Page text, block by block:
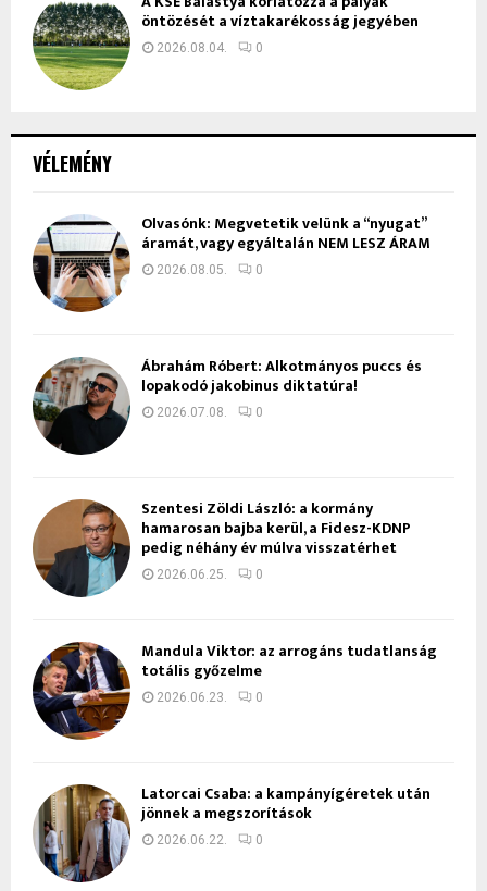
VÉLEMÉNY
Olvasónk: Megvetetik velünk a “nyugat”
áramát, vagy egyáltalán NEM LESZ ÁRAM
2026.08.05. 0
Ábrahám Róbert: Alkotmányos puccs és
lopakodó jakobinus diktatúra!
2026.07.08. 0
Szentesi Zöldi László: a kormány
hamarosan bajba kerül, a Fidesz-KDNP
pedig néhány év múlva visszatérhet
2026.06.25. 0
Mandula Viktor: az arrogáns tudatlanság
totális győzelme
2026.06.23. 0
Latorcai Csaba: a kampányígéretek után
jönnek a megszorítások
2026.06.22. 0
öntözését a víztakarékosság jegyében
2026.08.04. 0